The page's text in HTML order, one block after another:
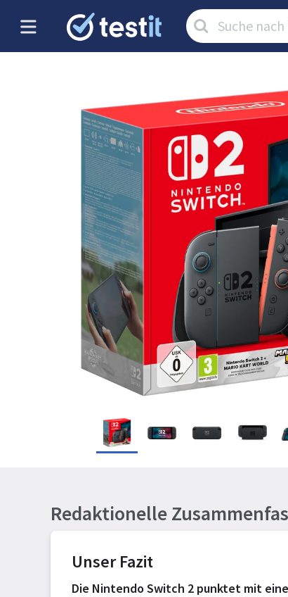
Artikel
suchen:
Redaktionelle
Unser Fazit
Die Nintendo Switch 2 punktet mit